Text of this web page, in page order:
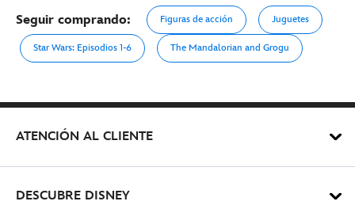
Seguir comprando: Figuras de acción Juguetes
Star Wars: Episodios 1-6 The Mandalorian and Grogu
ATENCIÓN AL CLIENTE
DESCUBRE DISNEY